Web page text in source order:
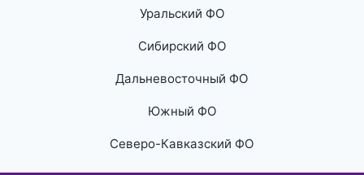
Уральский ФО
Сибирский ФО
Дальневосточный ФО
Южный ФО
Северо-Кавказский ФО